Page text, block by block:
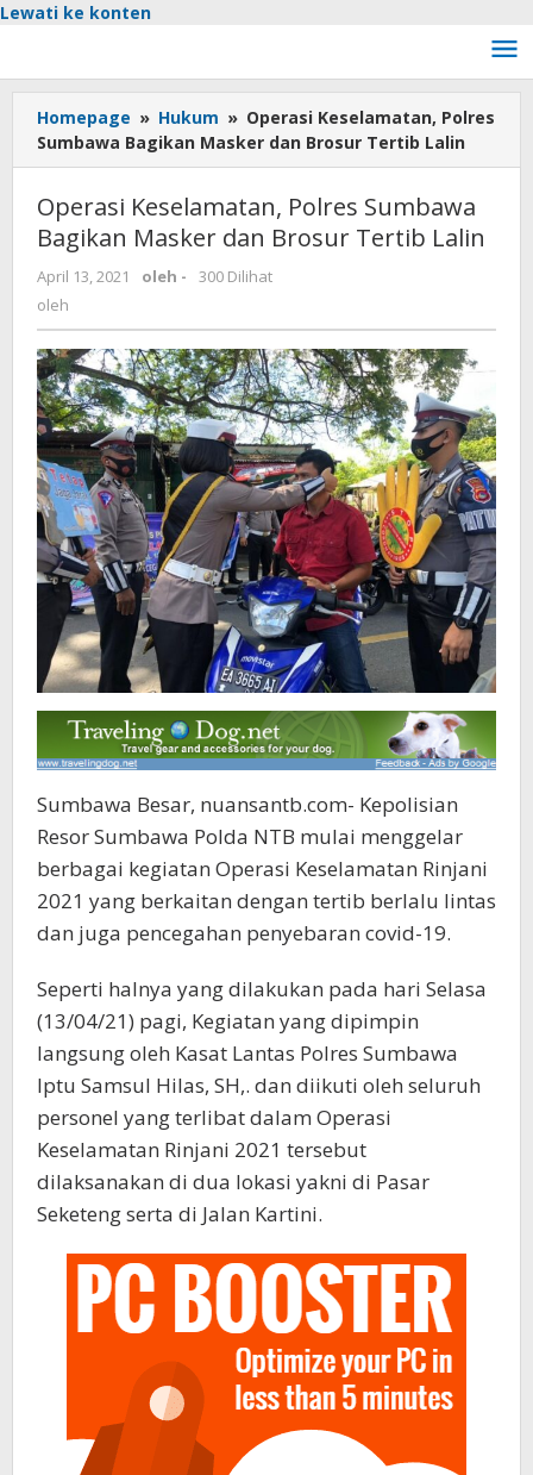
Lewati ke konten
Homepage » Hukum » Operasi Keselamatan, Polres
Sumbawa Bagikan Masker dan Brosur Tertib Lalin
Operasi Keselamatan, Polres Sumbawa
Bagikan Masker dan Brosur Tertib Lalin
April 13, 2021 oleh -
300 Dilihat
oleh
Sumbawa Besar, nuansantb.com- Kepolisian
Resor Sumbawa Polda NTB mulai menggelar
berbagai kegiatan Operasi Keselamatan Rinjani
2021 yang berkaitan dengan tertib berlalu lintas
dan juga pencegahan penyebaran covid-19.
Seperti halnya yang dilakukan pada hari Selasa
(13/04/21) pagi, Kegiatan yang dipimpin
langsung oleh Kasat Lantas Polres Sumbawa
Iptu Samsul Hilas, SH,. dan diikuti oleh seluruh
personel yang terlibat dalam Operasi
Keselamatan Rinjani 2021 tersebut
dilaksanakan di dua lokasi yakni di Pasar
Seketeng serta di Jalan Kartini.